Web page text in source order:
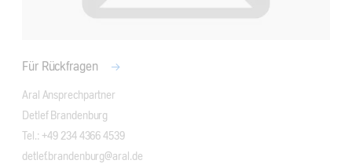
Für Rückfragen
Aral Ansprechpartner
Detlef Brandenburg
Tel.: +49 234 4366 4539
detlef.brandenburg@aral.de